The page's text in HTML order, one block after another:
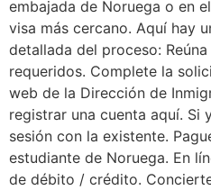
embajada de Noruega o en
visa más cercano. Aquí hay
detallada del proceso:
requeridos. Complete la
web de la Dirección de
registrar una cuenta aquí. Si
sesión con la existente.
estudiante de Noruega. En
de débito / crédito.